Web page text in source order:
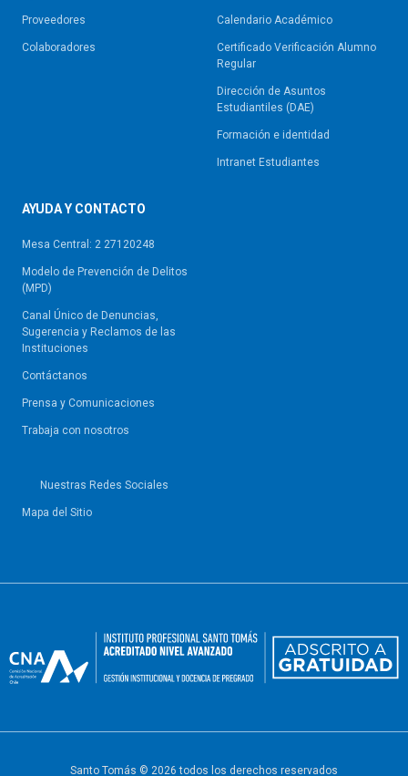
Proveedores
Colaboradores
Calendario Académico
Certificado Verificación Alumno
Regular
Dirección de Asuntos
Estudiantiles (DAE)
Formación e identidad
Intranet Estudiantes
AYUDA Y CONTACTO
Mesa Central: 2 27120248
Modelo de Prevención de Delitos
(MPD)
Canal Único de Denuncias,
Sugerencia y Reclamos de las
Instituciones
Contáctanos
Prensa y Comunicaciones
Trabaja con nosotros
Nuestras Redes Sociales
Mapa del Sitio
Santo Tomás © 2026 todos los derechos reservados